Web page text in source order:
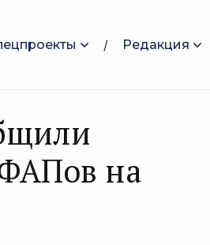
Редакция
на